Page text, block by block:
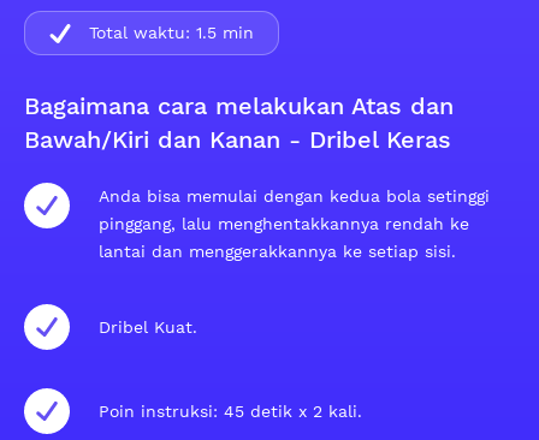
Bagaimana cara melakukan Atas dan
Bawah/Kiri dan Kanan - Dribel Keras
Anda bisa memulai dengan kedua bola setinggi
pinggang, lalu menghentakkannya rendah ke
lantai dan menggerakkannya ke setiap sisi.
Dribel Kuat.
Poin instruksi: 45 detik x 2 kali.
Total waktu: 1.5 min